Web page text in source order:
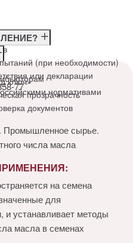
ГОСТ
(при необходимости)
или декларации
нормативами
ключ»
прозрачность
документов
77
Промышленное сырье.
числа масла
на семена
для
и устанавливает методы
масла в семенах